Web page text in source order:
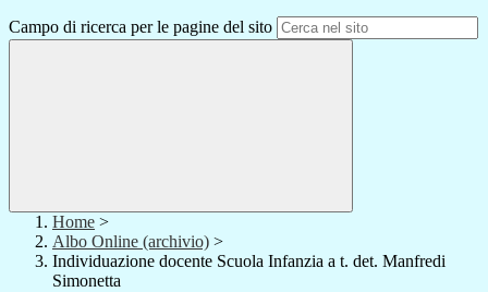
Campo di ricerca per le pagine del sito
Home >
Albo Online (archivio) >
Individuazione docente Scuola Infanzia a t. det. Manfredi
Simonetta